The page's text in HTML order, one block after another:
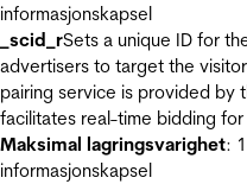
informasjonskapsel
_scid_rSets a unique ID for
advertisers to target the
pairing service is provided by
facilitates real-time bidding
Maksimal lagringsvarighet:
informasjonskapsel